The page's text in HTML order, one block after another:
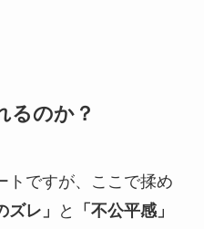
るのか？
トですが、ここで揉め
ズレ」 と
「不公平感」